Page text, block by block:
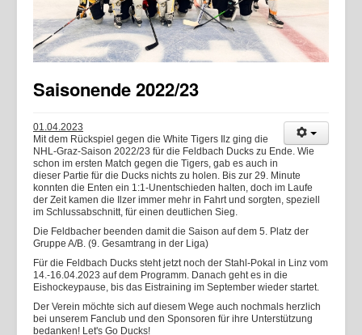
Saisonende 2022/23
01.04.2023
Mit dem Rückspiel gegen die White Tigers Ilz ging die
NHL-Graz-Saison 2022/23 für die Feldbach Ducks zu Ende. Wie
schon im ersten Match gegen die Tigers, gab es auch in
dieser Partie für die Ducks nichts zu holen. Bis zur 29. Minute
konnten die Enten ein 1:1-Unentschieden halten, doch im Laufe
der Zeit kamen die Ilzer immer mehr in Fahrt und sorgten, speziell
im Schlussabschnitt, für einen deutlichen Sieg.
Die Feldbacher beenden damit die Saison auf dem 5. Platz der
Gruppe A/B. (9. Gesamtrang in der Liga)
Für die Feldbach Ducks steht jetzt noch der Stahl-Pokal in Linz vom
14.-16.04.2023 auf dem Programm. Danach geht es in die
Eishockeypause, bis das Eistraining im September wieder startet.
Der Verein möchte sich auf diesem Wege auch nochmals herzlich
bei unserem Fanclub und den Sponsoren für ihre Unterstützung
bedanken! Let's Go Ducks!